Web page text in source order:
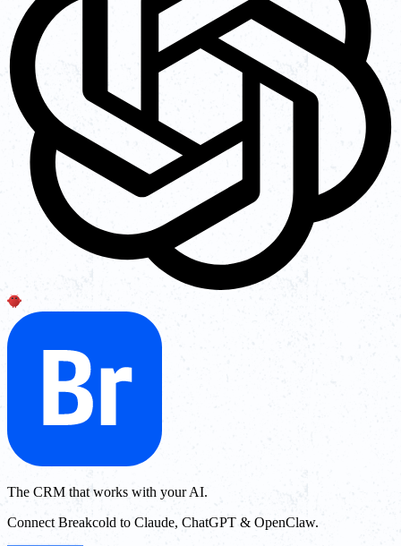
The CRM that works with your AI.
Connect Breakcold to Claude, ChatGPT & OpenClaw.